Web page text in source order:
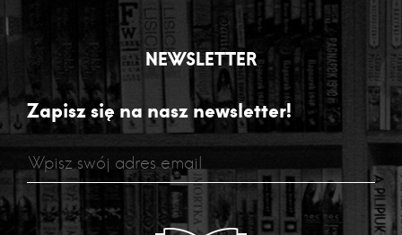
NEWSLETTER
Zapisz się na nasz newsletter!